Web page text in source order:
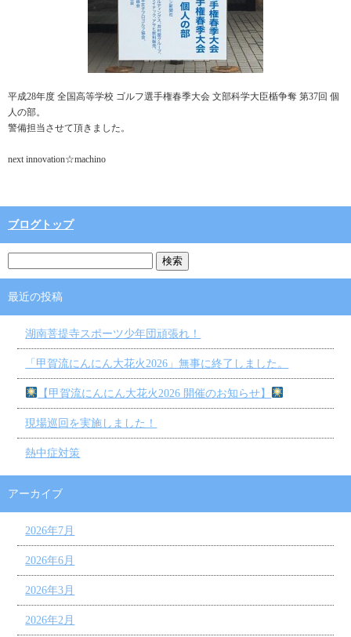
平成28年度 全国高等学校 ゴルフ選手権春季大会 文部科学大臣楯争奪 第37回 個
人の部。
警備担当させて頂きました。
next innovation☆machino
ブログトップ
最近の投稿
湖南菩提寺スポーツ少年団頑張れ！
「甲賀流にんにん大花火2026」無事に終了しました。
【甲賀流にんにん大花火2026 開催のお知らせ】
現場巡回を実施しました！
熱中症対策
アーカイブ
2026年7月
2026年6月
2026年3月
2026年2月